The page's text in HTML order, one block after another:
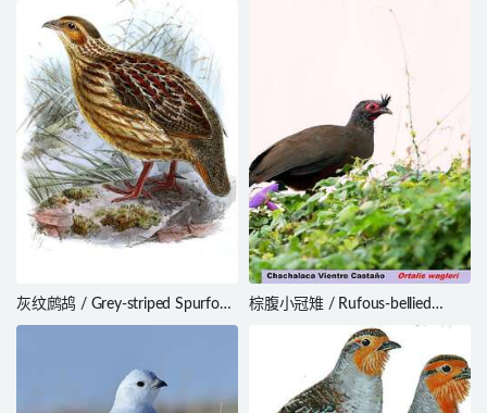
灰纹鹧鸪 / Grey-striped Spurfowl
/ Pternistis griseostriatus
棕腹小冠雉 / Rufous-bellied
Chachalaca / Ortalis wagleri